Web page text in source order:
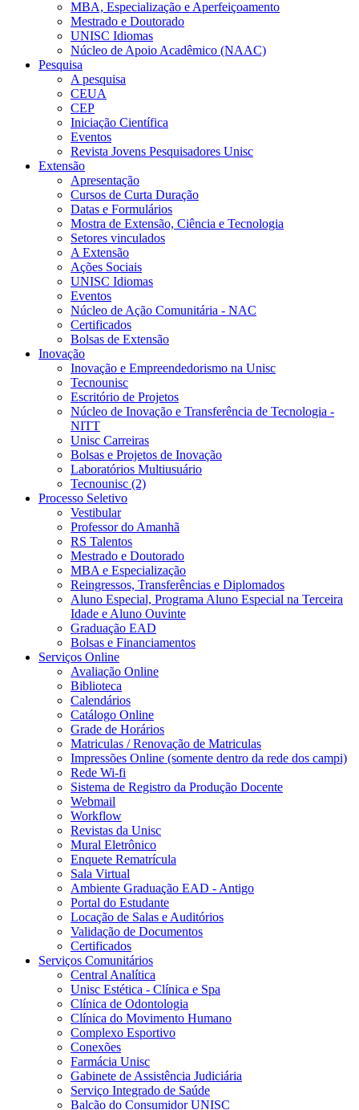
MBA, Especialização e Aperfeiçoamento
Mestrado e Doutorado
UNISC Idiomas
Núcleo de Apoio Acadêmico (NAAC)
Pesquisa
A pesquisa
CEUA
CEP
Iniciação Científica
Eventos
Revista Jovens Pesquisadores Unisc
Extensão
Apresentação
Cursos de Curta Duração
Datas e Formulários
Mostra de Extensão, Ciência e Tecnologia
Setores vinculados
A Extensão
Ações Sociais
UNISC Idiomas
Eventos
Núcleo de Ação Comunitária - NAC
Certificados
Bolsas de Extensão
Inovação
Inovação e Empreendedorismo na Unisc
Tecnounisc
Escritório de Projetos
Núcleo de Inovação e Transferência de Tecnologia -
NITT
Unisc Carreiras
Bolsas e Projetos de Inovação
Laboratórios Multiusuário
Tecnounisc (2)
Processo Seletivo
Vestibular
Professor do Amanhã
RS Talentos
Mestrado e Doutorado
MBA e Especialização
Reingressos, Transferências e Diplomados
Aluno Especial, Programa Aluno Especial na Terceira
Idade e Aluno Ouvinte
Graduação EAD
Bolsas e Financiamentos
Serviços Online
Avaliação Online
Biblioteca
Calendários
Catálogo Online
Grade de Horários
Matriculas / Renovação de Matriculas
Impressões Online (somente dentro da rede dos campi)
Rede Wi-fi
Sistema de Registro da Produção Docente
Webmail
Workflow
Revistas da Unisc
Mural Eletrônico
Enquete Rematrícula
Sala Virtual
Ambiente Graduação EAD - Antigo
Portal do Estudante
Locação de Salas e Auditórios
Validação de Documentos
Certificados
Serviços Comunitários
Central Analítica
Unisc Estética - Clínica e Spa
Clínica de Odontologia
Clínica do Movimento Humano
Complexo Esportivo
Conexões
Farmácia Unisc
Gabinete de Assistência Judiciária
Serviço Integrado de Saúde
Balcão do Consumidor UNISC